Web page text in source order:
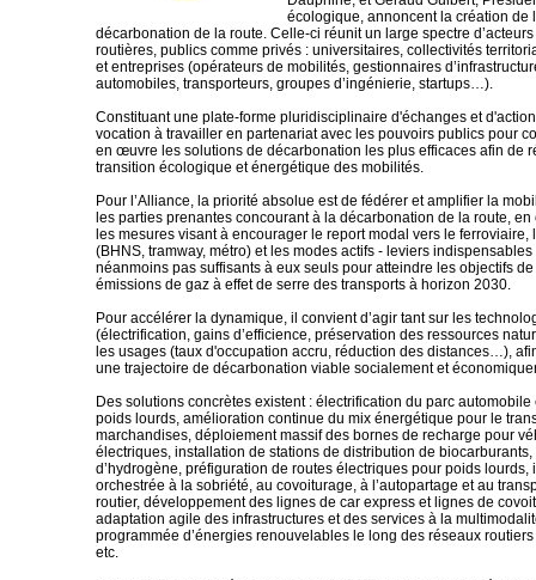
écologique, annoncent la création de
décarbonation de la route. Celle-ci réunit un large spectre
routières, publics comme privés : universitaires, collectivités
et entreprises (opérateurs de mobilités, gestionnaires
automobiles, transporteurs, groupes d’ingénierie, startups…).
Constituant une plate-forme pluridisciplinaire d'échanges et
vocation à travailler en partenariat avec les pouvoirs publics pour
en œuvre les solutions de décarbonation les plus efficaces afin de
transition écologique et énergétique des mobilités.
Pour l’Alliance, la priorité absolue est de fédérer et amplifier la
les parties prenantes concourant à la décarbonation de la route,
les mesures visant à encourager le report modal vers le ferroviaire,
(BHNS, tramway, métro) et les modes actifs - leviers
néanmoins pas suffisants à eux seuls pour atteindre les objectifs
émissions de gaz à effet de serre des transports à horizon 2030.
Pour accélérer la dynamique, il convient d’agir tant sur les
(électrification, gains d’efficience, préservation des ressources
les usages (taux d'occupation accru, réduction des distances…),
une trajectoire de décarbonation viable socialement et
Des solutions concrètes existent : électrification du parc automobile
poids lourds, amélioration continue du mix énergétique pour le
marchandises, déploiement massif des bornes de recharge pour
électriques, installation de stations de distribution de biocarburants,
d’hydrogène, préfiguration de routes électriques pour poids lourds,
orchestrée à la sobriété, au covoiturage, à l’autopartage et au
routier, développement des lignes de car express et lignes de
adaptation agile des infrastructures et des services à la
programmée d’énergies renouvelables le long des réseaux
etc.